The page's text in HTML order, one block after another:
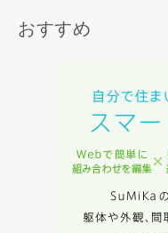
おすすめ
入力